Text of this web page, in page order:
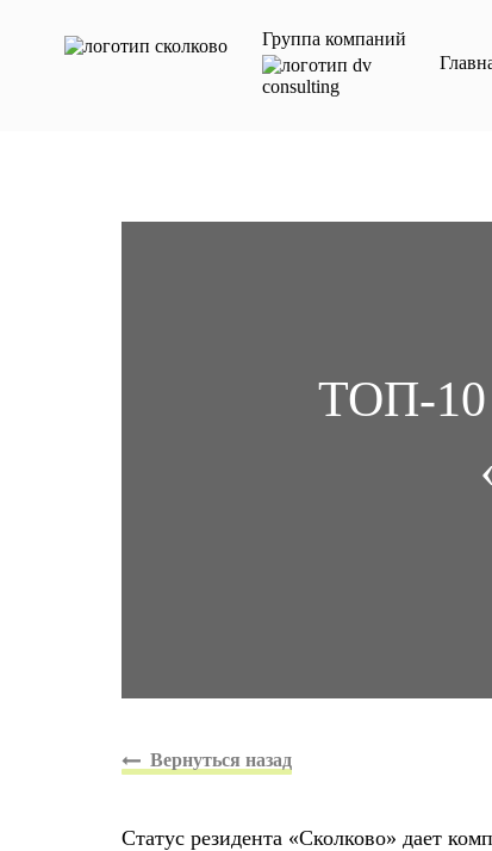
Группа компаний
ТОП-10
Статус резидента «Сколково» дает